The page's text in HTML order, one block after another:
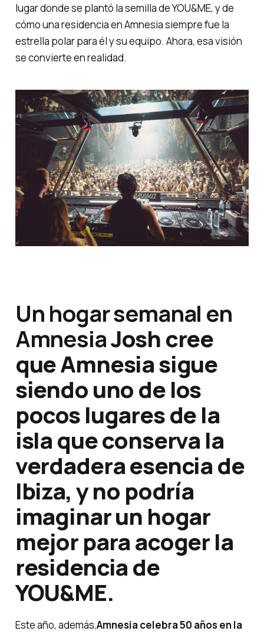
lugar donde se plantó la semilla de YOU&ME, y de
cómo una residencia en Amnesia siempre fue la
estrella polar para él y su equipo. Ahora, esa visión
se convierte en realidad.
Un hogar semanal en
AmnesiaJosh cree
que Amnesia sigue
siendo uno de los
pocos lugares de la
isla que conserva la
verdadera esencia de
Ibiza, y no podría
imaginar un hogar
mejor para acoger la
residencia de
YOU&ME.
Este año, además,Amnesia celebra 50 años en la